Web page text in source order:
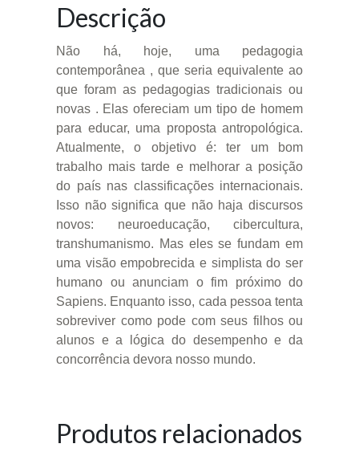
Descrição
Não há, hoje, uma pedagogia
contemporânea , que seria equivalente ao
que foram as pedagogias tradicionais ou
novas . Elas ofereciam um tipo de homem
para educar, uma proposta antropológica.
Atualmente, o objetivo é: ter um bom
trabalho mais tarde e melhorar a posição
do país nas classificações internacionais.
Isso não significa que não haja discursos
novos: neuroeducação, cibercultura,
transhumanismo. Mas eles se fundam em
uma visão empobrecida e simplista do ser
humano ou anunciam o fim próximo do
Sapiens. Enquanto isso, cada pessoa tenta
sobreviver como pode com seus filhos ou
alunos e a lógica do desempenho e da
concorrência devora nosso mundo.
Produtos relacionados